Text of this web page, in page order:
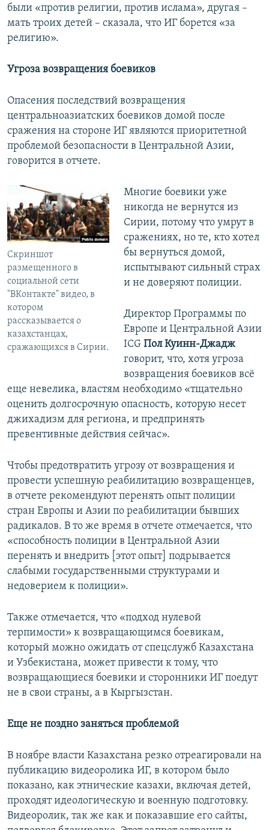
были «против религии, против ислама», другая –
мать троих детей – сказала, что ИГ борется «за
религию».
Угроза возвращения боевиков
Опасения последствий возвращения
центральноазиатских боевиков домой после
сражения на стороне ИГ являются приоритетной
проблемой безопасности в Центральной Азии,
говорится в отчете.
Скриншот
размещенного в
социальной сети
"ВКонтакте" видео, в
котором
рассказывается о
казахстанцах,
сражающихся в Сирии.
Многие боевики уже
никогда не вернутся из
Сирии, потому что умрут в
сражениях, но те, кто хотел
бы вернуться домой,
испытывают сильный страх
и не доверяют полиции.
Директор Программы по
Европе и Центральной Азии
ICG Пол Куинн-Джадж
говорит, что, хотя угроза
возвращения боевиков всё
еще невелика, властям необходимо «тщательно
оценить долгосрочную опасность, которую несет
джихадизм для региона, и предпринять
превентивные действия сейчас».
Чтобы предотвратить угрозу от возвращения и
провести успешную реабилитацию возвращенцев,
в отчете рекомендуют перенять опыт полиции
стран Европы и Азии по реабилитации бывших
радикалов. В то же время в отчете отмечается, что
«способность полиции в Центральной Азии
перенять и внедрить [этот опыт] подрывается
слабыми государственными структурами и
недоверием к полиции».
Также отмечается, что «подход нулевой
терпимости» к возвращающимся боевикам,
который можно ожидать от спецслужб Казахстана
и Узбекистана, может привести к тому, что
возвращающиеся боевики и сторонники ИГ поедут
не в свои страны, а в Кыргызстан.
Еще не поздно заняться проблемой
В ноябре власти Казахстана резко отреагировали на
публикацию видеоролика ИГ, в котором было
показано, как этнические казахи, включая детей,
проходят идеологическую и военную подготовку.
Видеоролик, так же как и показавшие его сайты,